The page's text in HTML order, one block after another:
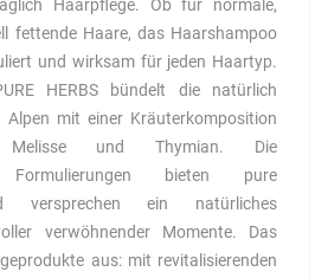
Haarpflege. Ob für normale,
fettende Haare, das Haarshampoo
und wirksam für jeden Haartyp.
HERBS bündelt die natürlich
mit einer Kräuterkomposition
Melisse und Thymian. Die
Formulierungen bieten pure
versprechen ein natürliches
verwöhnender Momente. Das
aus: mit revitalisierenden